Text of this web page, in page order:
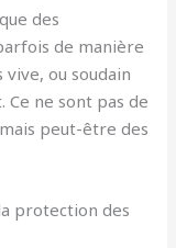
des
de manière
ou soudain
ne sont pas de
peut-être des
protection des